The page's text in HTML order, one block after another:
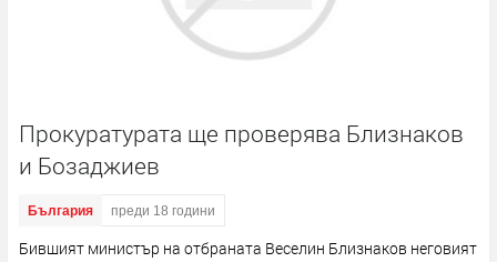
Прокуратурата ще проверява Близнаков
и Бозаджиев
България преди 18 години
Бившият министър на отбраната Веселин Близнаков неговият